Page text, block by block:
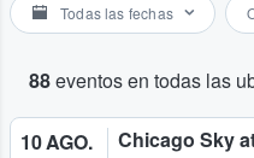
Todas las fechas
88eventos en todas las
10 AGO. Chicago Sky